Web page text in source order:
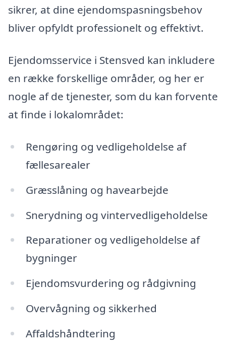
sikrer, at dine ejendomspasningsbehov
bliver opfyldt professionelt og effektivt.
Ejendomsservice i Stensved kan inkludere
en række forskellige områder, og her er
nogle af de tjenester, som du kan forvente
at finde i lokalområdet:
Rengøring og vedligeholdelse af
fællesarealer
Græsslåning og havearbejde
Snerydning og vintervedligeholdelse
Reparationer og vedligeholdelse af
bygninger
Ejendomsvurdering og rådgivning
Overvågning og sikkerhed
Affaldshåndtering